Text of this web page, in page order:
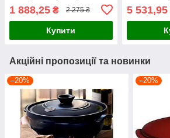
(476353)
1 888,25 ₴ 2 275 ₴
Купити
5 531,95
Акційні пропозиції та новинки
–20% –20%